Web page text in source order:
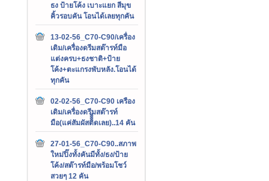
ธง ป้ายโค้ง เบาะแยก สีมุข
คิ้วรอบคัน โอนได้เลยทุกคัน
13-02-56_C70-C90/เครื่อง
เดิม/เครื่องดรีมสต๊ารท์มือ
แต่งครบ+ธงชาติ+ป้าย
โค้ง+ตะแกรงพับหลัง.โอนได้
ทุกคัน
02-02-56_C70-C90 เครือง
เดิม/เครื่องดรีมสต๊ารท์
มือ(แค่สัมผัสติิิิดเลย)..14 คัน
27-01-56_C70-C90..สภาพ
ใหม่ปิ๊งทั้งคันมีทั้ง/ธง/ป้าย
โค้ง/สต๊ารท์มือ/พร้อมโชว์
สวยๆ 12 คัน